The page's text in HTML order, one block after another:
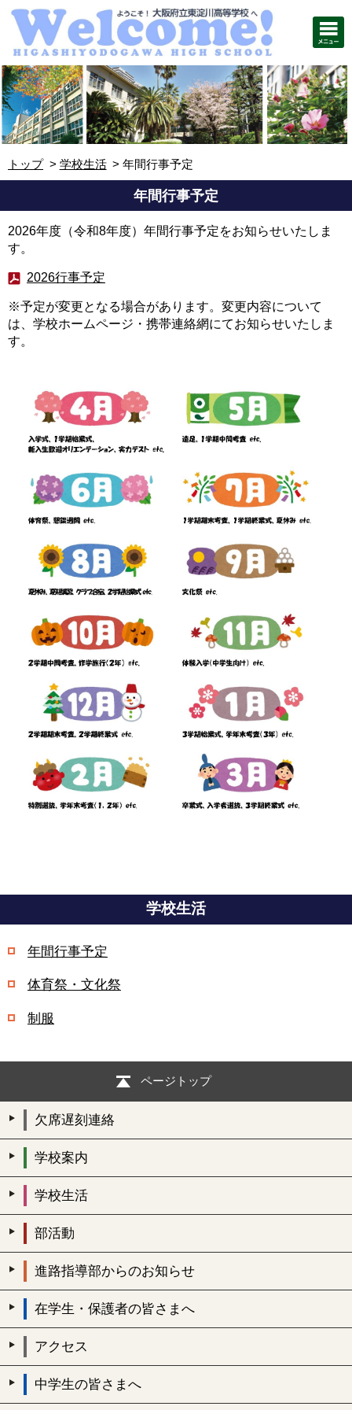
トップ 学校生活 年間行事予定
年間行事予定
2026年度（令和8年度）年間行事予定をお知らせいたしま
す。
2026行事予定
※予定が変更となる場合があります。変更内容について
は、学校ホームページ・携帯連絡網にてお知らせいたしま
す。
学校生活
年間行事予定
体育祭・文化祭
制服
ページトップ
欠席遅刻連絡
学校案内
学校生活
部活動
進路指導部からのお知らせ
在学生・保護者の皆さまへ
アクセス
中学生の皆さまへ